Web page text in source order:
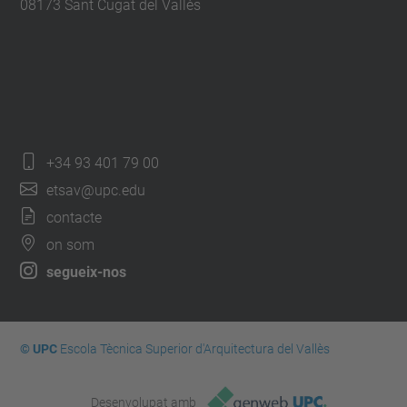
08173 Sant Cugat del Vallès
+34 93 401 79 00
etsav@upc.edu
contacte
on som
segueix-nos
© UPCEscola Tècnica Superior d'Arquitectura del Vallès
Desenvolupat amb